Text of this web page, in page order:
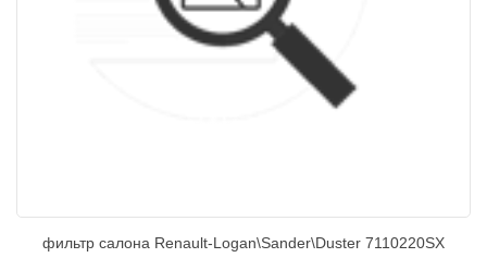
фильтр салона Renault-Logan\Sander\Duster 7110220SX